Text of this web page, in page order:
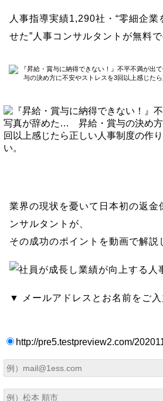
人事指導実績1,290社・“零細企業
せた”人事コンサルタントが無料で
業界の現状を憂いて 日本初の返金
ンサルタントが、
その成功のポイントを動画で解説
▼ メールアドレスとお名前をご入
http://pre5.testpreview2.com/